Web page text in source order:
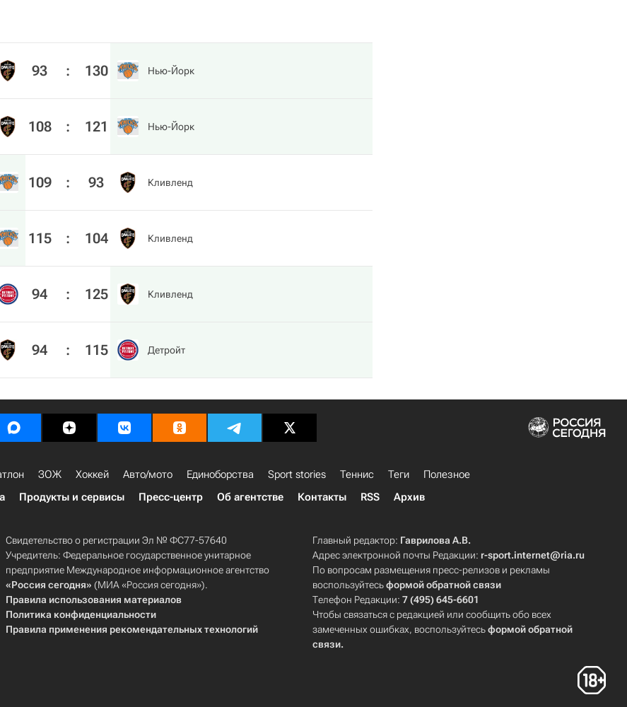
93 : 130 Нью-Йорк
108 : 121 Нью-Йорк
109 : 93 Кливленд
115 : 104 Кливленд
94 : 125 Кливленд
94 : 115 Детройт
ЗОЖ Хоккей Авто/мото Единоборства Sport stories Теннис Теги
Полезное
Продукты и сервисы Пресс-центр Об агентстве Контакты RSS Архив
Свидетельство о регистрации Эл № ФС77-57640
Учредитель: Федеральное государственное унитарное
предприятие Международное информационное агентство
«Россия сегодня» (МИА «Россия сегодня»).
Правила использования материалов
Политика конфиденциальности
Правила применения рекомендательных технологий
Главный редактор: Гаврилова А.В.
Адрес электронной почты Редакции: r-sport.internet@ria.ru
По вопросам размещения пресс-релизов и рекламы
воспользуйтесьформой обратной связи
Телефон Редакции:7 (495) 645-6601
Чтобы связаться с редакцией или сообщить обо всех
замеченных ошибках, воспользуйтесьформой обратной
связи.